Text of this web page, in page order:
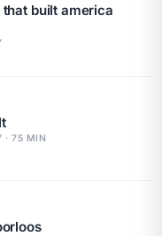
built america
· 75 MIN